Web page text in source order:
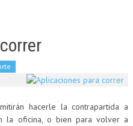
hacerle la contrapartida a
la oficina, o bien para volver a